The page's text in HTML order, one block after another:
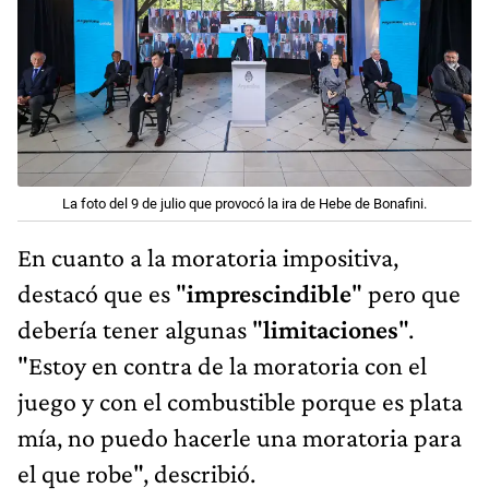
La foto del 9 de julio que provocó la ira de Hebe de Bonafini.
En cuanto a la moratoria impositiva,
destacó que es "imprescindible" pero que
debería tener algunas "limitaciones".
"Estoy en contra de la moratoria con el
juego y con el combustible porque es plata
mía, no puedo hacerle una moratoria para
el que robe", describió.